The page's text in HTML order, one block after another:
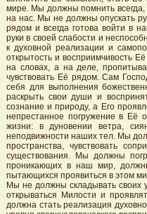
мире. Мы должны помнить всегда,
на нас. Мы не должны опускать
рядом и всегда готова войти в
руки в своей слабости и
к духовной реализации и
открытость и восприимчивость
на словах, а на деле,
чувствовать Её рядом. Сам
себя для выполнения
раскрыть свои души и
сознание и природу, а Его
непрестанное погружение в Её
жизни: в дуновении ветра,
неподвижности наших тел. Мы
пространства, чувствовать
существования. Мы должны
проникающих в наш мир,
пытающихся проявиться в этом
Мы не должны складывать своих
открываться Милости и
должна стать реализация